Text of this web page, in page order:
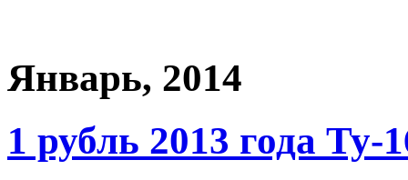
Январь, 2014
1 рубль 2013 года Ту-